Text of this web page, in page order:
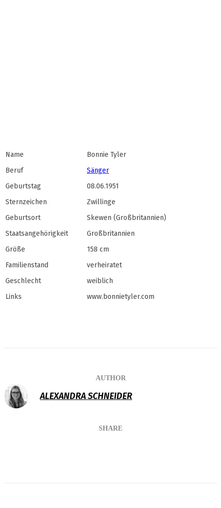
Name
Bonnie Tyler
Beruf
Sänger
Geburtstag
08.06.1951
Sternzeichen
Zwillinge
Geburtsort
Skewen (Großbritannien)
Staatsangehörigkeit
Großbritannien
Größe
158 cm
Familienstand
verheiratet
Geschlecht
weiblich
Links
www.bonnietyler.com
AUTHOR
ALEXANDRA SCHNEIDER
SHARE